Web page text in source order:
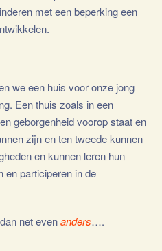
met een beperking een
we een huis voor onze jong
Een thuis zoals in een
geborgenheid voorop staat en
zijn en ten tweede kunnen
en kunnen leren hun
en participeren in de
net evenanders….